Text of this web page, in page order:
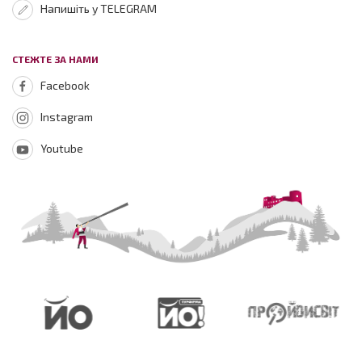
Напишіть у TELEGRAM
СТЕЖТЕ ЗА НАМИ
Facebook
Instagram
Youtube